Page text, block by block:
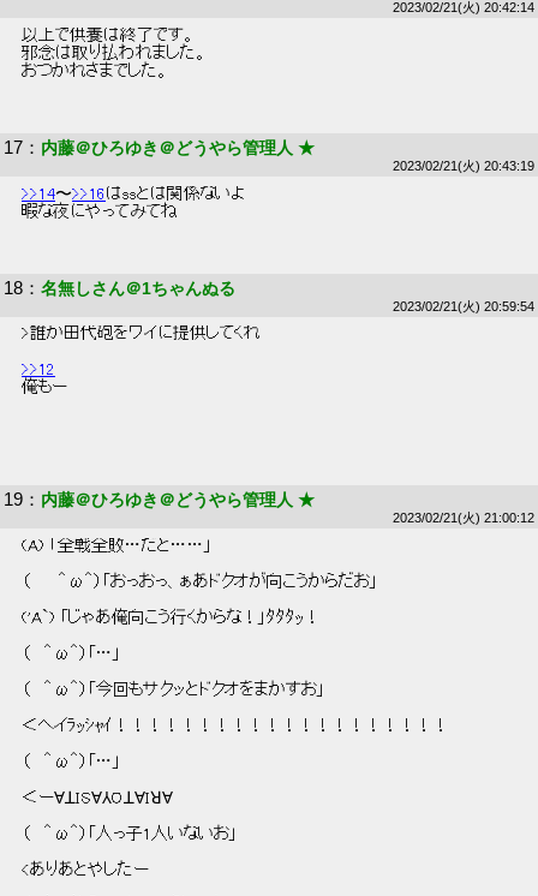
2023/02/21(火) 20:42:14
以上で供養は終了です。
邪念は取り払われました。
おつかれさまでした。
17 ： 内藤＠ひろゆき＠どうやら管理人 ★
2023/02/21(火) 20:43:19
>>14〜>>16 はssとは関係ないよ
暇な夜にやってみてね
18 ： 名無しさん＠1ちゃんぬる
2023/02/21(火) 20:59:54
>誰か田代砲をワイに提供してくれ
>>12
俺もー
19 ： 内藤＠ひろゆき＠どうやら管理人 ★
2023/02/21(火) 21:00:12
(A) 「全戦全敗…だと……」
（      ＾ω＾）「おっおっ、ぁあドクオが向こうからだお」
('A`) 「じゃあ俺向こう行くからな！」ﾀﾀﾀｯ！
（   ＾ω＾）「…」
（   ＾ω＾）「今回もサクッとドクオをまかすお」
＜ヘイﾗｯｼｬｲ！！！！！！！！！！！！！！！！！！！！
（   ＾ω＾）「…」
＜ーⱯꓕISⱯ⅄OꓕⱯIꓤⱯ
（   ＾ω＾）「人っ子1人いないお」
<ありあとやしたー